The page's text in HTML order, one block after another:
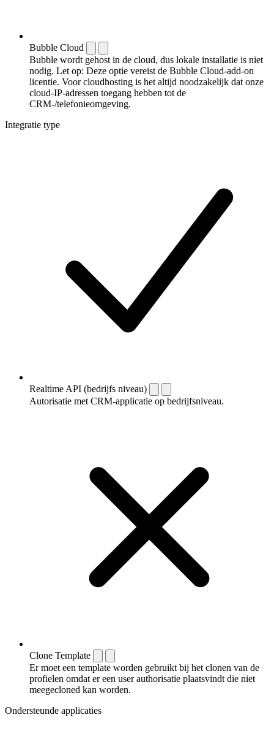
Bubble Cloud
Bubble wordt gehost in de cloud, dus lokale installatie is niet
nodig. Let op: Deze optie vereist de Bubble Cloud-add-on
licentie. Voor cloudhosting is het altijd noodzakelijk dat onze
cloud-IP-adressen toegang hebben tot de
CRM-/telefonieomgeving.
Integratie type
Realtime API (bedrijfs niveau)
Autorisatie met CRM-applicatie op bedrijfsniveau.
Clone Template
Er moet een template worden gebruikt bij het clonen van de
profielen omdat er een user authorisatie plaatsvindt die niet
meegecloned kan worden.
Ondersteunde applicaties